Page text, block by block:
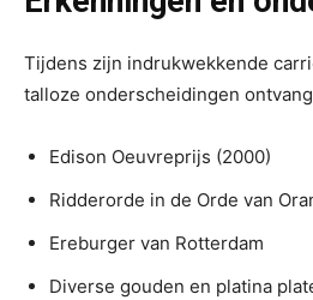
Tijdens zijn indrukwekkende
talloze onderscheidingen
Edison Oeuvreprijs (2000)
Ridderorde in de Orde van
Ereburger van Rotterdam
Diverse gouden en platina